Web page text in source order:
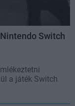
Switch
a játék Switch